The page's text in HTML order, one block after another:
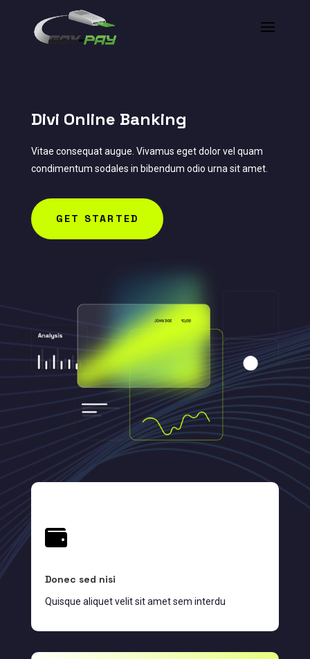
Divi Online Banking
Vitae consequat augue. Vivamus eget dolor vel quam
condimentum sodales in bibendum odio urna sit amet.
GET STARTED

Donec sed nisi
Quisque aliquet velit sit amet sem interdu